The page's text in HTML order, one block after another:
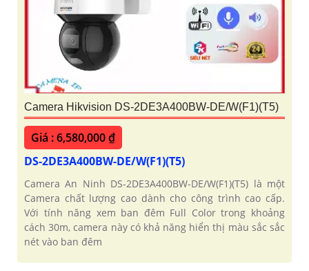
Camera Hikvision DS-2DE3A400BW-DE/W(F1)(T5)
Giá : 6,580,000 ₫
DS-2DE3A400BW-DE/W(F1)(T5)
Camera An Ninh DS-2DE3A400BW-DE/W(F1)(T5) là một
Camera chất lượng cao dành cho công trình cao cấp.
Với tính năng xem ban đêm Full Color trong khoảng
cách 30m, camera này có khả năng hiển thị màu sắc sắc
nét vào ban đêm